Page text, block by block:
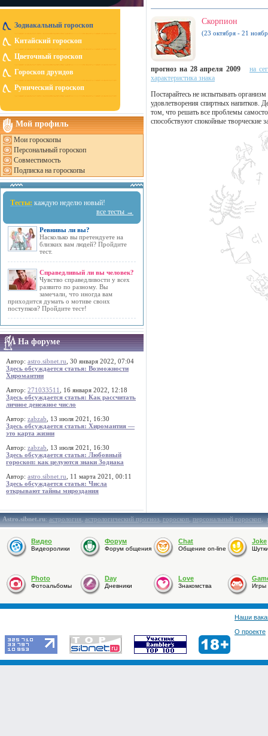
Зодиакальный гороскоп
Китайский гороскоп
Цветочный гороскоп
Гороскоп друидов
Рунический гороскоп
Мой профиль
Мои гороскопы
Персональный гороскоп
Совместимость
Подписка на гороскопы
Тесты: каждую неделю новый!
все тесты →
Ревнивы ли вы?
Насколько вы претендуете на
близких вам людей? Пройдите
тест.
Справедливый ли вы человек?
Чувство справедливости у всех
развито по разному. Вы
замечали, что иногда вам
приходится думать о мотиве своих
поступков? Пройдите тест!
На форуме
Автор: astro.sibnet.ru , 30 января 2022, 07:04
Здесь обсуждается статья: Возможности
Хиромантии
Автор: 271033511
, 16 января 2022, 12:18
Здесь обсуждается статья: Как рассчитать
личное денежное число
Автор: zabzab , 13 июля 2021, 16:30
Здесь обсуждается статья: Хиромантия —
это карта жизни
Автор: zabzab , 13 июля 2021, 16:30
Здесь обсуждается статья: Любовный
гороскоп: как целуются знаки Зодиака
Автор: astro.sibnet.ru , 11 марта 2021, 00:11
Здесь обсуждается статья: Числа
открывают тайны мироздания
Скорпион
(23 октября - 21
прогноз на 28 апреля 2009
на
характеристика знака
Постарайтесь не испытывать
удовлетворения спиртных напитков.
том, что решать все проблемы
способствуют спокойные творческие
Astro.sibnet.ru:астрология,астрологический прогноз,гороскоп,персональный гороскоп,
Видео
Видеоролики
Форум
Форум общения
Chat
Общение on-line
Joke
Photo
Фотоальбомы
Day
Дневники
Love
Знакомства Игры
Наши
О проекте